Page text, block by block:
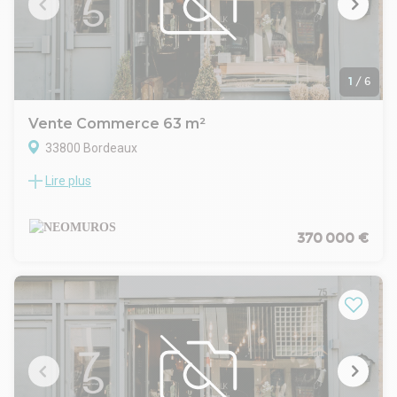
1 / 6
Vente Commerce 63 m²
33800 Bordeaux
Situation exceptionnelle pour ce local commercial, quartier
sur la célèbre place Pierre Renaudel.
Installé dans un immeuble en pierre au rez-de-chaussée, ce
siècle, très prisée par les touristes !
Vous bénéficiez d'une partie restauration de 35m² avec un
bar ainsi que d'une cuisine d'environ 20m² avec système
d'extraction, d'un WC et d'un vestiaire.
Vous y trouverez une vie étudiante animée avec le très
connu Conservatoire de Bordeaux, le Théâtre national de
Lire plus
370 000 €